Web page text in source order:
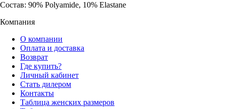
Состав: 90% Polyamide, 10% Elastane
Компания
О компании
Оплата и доставка
Возврат
Где купить?
Личный кабинет
Стать дилером
Контакты
Таблица женских размеров